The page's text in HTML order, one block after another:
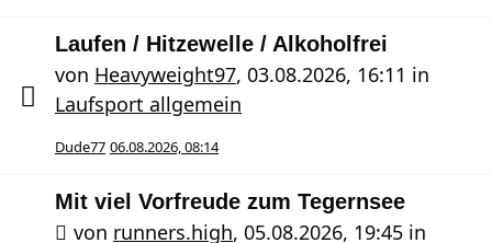
Laufen / Hitzewelle / Alkoholfrei
von Heavyweight97, 03.08.2026, 16:11 in
Laufsport allgemein
Dude77 06.08.2026, 08:14
Mit viel Vorfreude zum Tegernsee
von runners.high, 05.08.2026, 19:45 in